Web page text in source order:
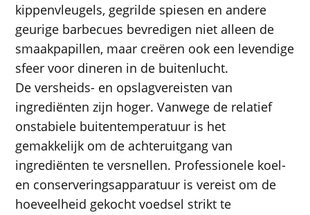
kippenvleugels, gegrilde spiesen en andere
geurige barbecues bevredigen niet alleen de
smaakpapillen, maar creëren ook een levendige
sfeer voor dineren in de buitenlucht.
De versheids- en opslagvereisten van
ingrediënten zijn hoger. Vanwege de relatief
onstabiele buitentemperatuur is het
gemakkelijk om de achteruitgang van
ingrediënten te versnellen. Professionele koel-
en conserveringsapparatuur is vereist om de
hoeveelheid gekocht voedsel strikt te